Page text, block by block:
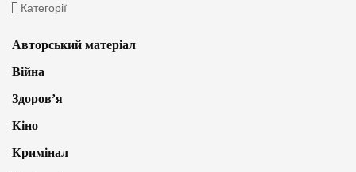
Категорії
Авторський матеріал
Війна
Здоров’я
Кіно
Кримінал